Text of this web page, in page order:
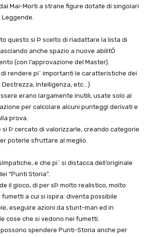
Mai-Morti a strane figure dotate di singolari
questo si Þ scelto di riadattare la lista di
anche spazio a nuove abilitÓ
(con l’approvazione del Master).
rendere pi¨ importanti le caratteristiche dei
Intelligenza, etc…)
erano largamente inutili, usate solo al
per calcolare alcuni punteggi derivati e
prova.
si Þ cercato di valorizzarle, creando categorie
poterle sfruttare al meglio.
e che pi¨ si distacca dell’originale
“Punti Storia”.
il gioco, di per sÞ molto realistico, molto
fumetti a cui si ispira: diventa possibile
eseguire azioni da stunt-man ed in
cose che si vedono nei fumetti.
spendere Punti-Storia anche per